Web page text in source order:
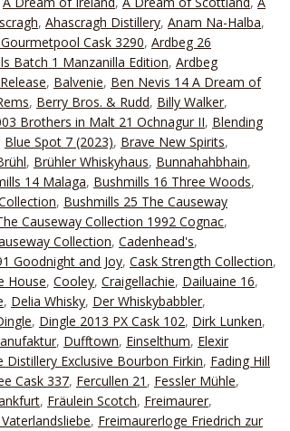
, Ahascragh Distillery, Anam Na-Halba,
Cask 3290, Ardbeg 26
Batch 1 Manzanilla Edition, Ardbeg
, Balvenie, Ben Nevis 14 A Dream of
, Berry Bros. & Rudd, Billy Walker,
Brothers in Malt 21 Ochnagur II, Blending
Blue Spot 7 (2023), Brave New Spirits,
, Brühler Whiskyhaus, Bunnahahbhain,
14 Malaga, Bushmills 16 Three Woods,
, Bushmills 25 The Causeway
Causeway Collection 1992 Cognac,
Collection, Cadenhead's,
Goodnight and Joy, Cask Strength Collection,
House, Cooley, Craigellachie, Dailuaine 16,
, Delia Whisky, Der Whiskybabbler,
, Dingle 2013 PX Cask 102, Dirk Lunken,
, Dufftown, Einselthum, Elexir
Distillery Exclusive Bourbon Firkin, Fading Hill
Cask 337, Fercullen 21 , Fessler Mühle,
, Fräulein Scotch, Freimaurer,
, Freimaurerloge Friedrich zur